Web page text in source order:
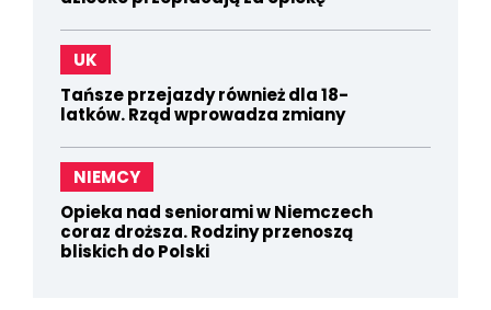
UK
Tańsze przejazdy również dla 18-
latków. Rząd wprowadza zmiany
NIEMCY
Opieka nad seniorami w Niemczech
coraz droższa. Rodziny przenoszą
bliskich do Polski